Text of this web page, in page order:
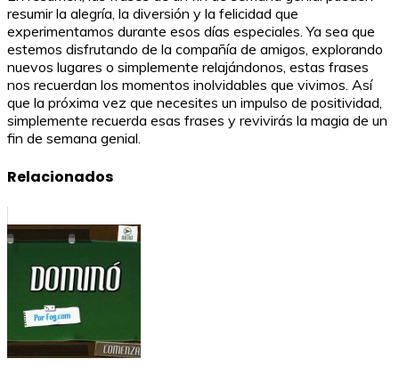
resumir la alegría, la diversión y la felicidad que
experimentamos durante esos días especiales. Ya sea que
estemos disfrutando de la compañía de amigos, explorando
nuevos lugares o simplemente relajándonos, estas frases
nos recuerdan los momentos inolvidables que vivimos. Así
que la próxima vez que necesites un impulso de positividad,
simplemente recuerda esas frases y revivirás la magia de un
fin de semana genial.
Relacionados